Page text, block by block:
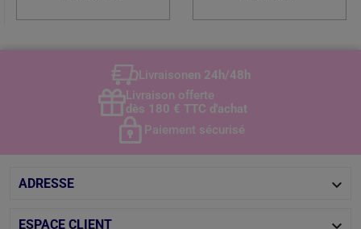
Livraisonen 24h/48h
Livraison offerte
dès 180 € TTC d'achat
Paiement sécurisé
ADRESSE 
ESPACE CLIENT